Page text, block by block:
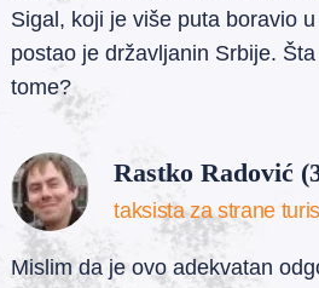
Sigal, koji je više puta boravio
postao je državljanin Srbije.
tome?
Rastko Radović
taksista za strane
Mislim da je ovo adekvatan